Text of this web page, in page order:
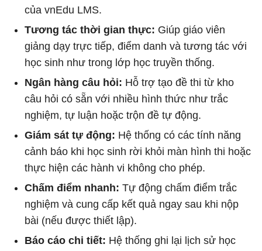
của vnEdu LMS.
Tương tác thời gian thực: Giúp giáo viên
giảng dạy trực tiếp, điểm danh và tương tác với
học sinh như trong lớp học truyền thống.
Ngân hàng câu hỏi: Hỗ trợ tạo đề thi từ kho
câu hỏi có sẵn với nhiều hình thức như trắc
nghiệm, tự luận hoặc trộn đề tự động.
Giám sát tự động: Hệ thống có các tính năng
cảnh báo khi học sinh rời khỏi màn hình thi hoặc
thực hiện các hành vi không cho phép.
Chấm điểm nhanh: Tự động chấm điểm trắc
nghiệm và cung cấp kết quả ngay sau khi nộp
bài (nếu được thiết lập).
Báo cáo chi tiết: Hệ thống ghi lại lịch sử học